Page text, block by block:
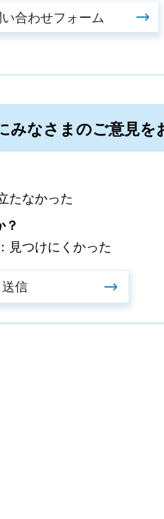
みなさまのご意見を
たなかった
？
見つけにくかった